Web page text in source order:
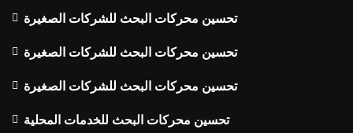
تحسين محركات البحث للشركات الصغيرة
تحسين محركات البحث للشركات الصغيرة
تحسين محركات البحث للشركات الصغيرة
تحسين محركات البحث للخدمات المحلية